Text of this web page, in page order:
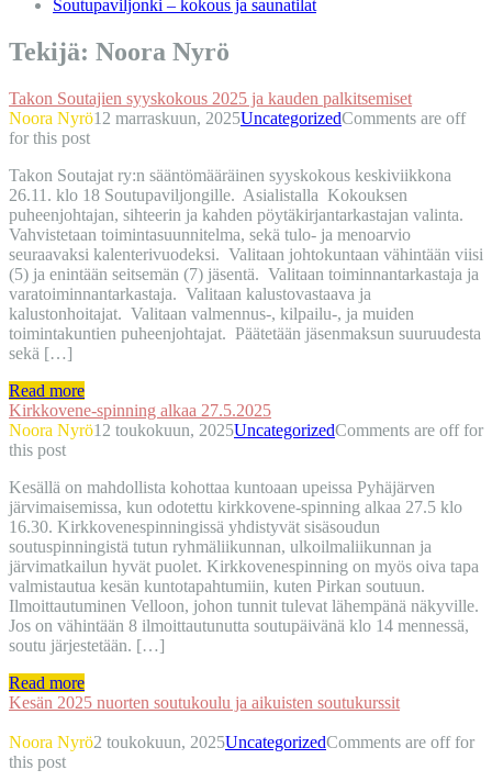
Soutupaviljonki – kokous ja saunatilat
Tekijä: Noora Nyrö
Takon Soutajien syyskokous 2025 ja kauden palkitsemiset
Noora Nyrö12 marraskuun, 2025UncategorizedComments are off
for this post
Takon Soutajat ry:n sääntömääräinen syyskokous keskiviikkona
26.11. klo 18 Soutupaviljongille. Asialistalla Kokouksen
puheenjohtajan, sihteerin ja kahden pöytäkirjantarkastajan valinta.
Vahvistetaan toimintasuunnitelma, sekä tulo- ja menoarvio
seuraavaksi kalenterivuodeksi. Valitaan johtokuntaan vähintään viisi
(5) ja enintään seitsemän (7) jäsentä. Valitaan toiminnantarkastaja ja
varatoiminnantarkastaja. Valitaan kalustovastaava ja
kalustonhoitajat. Valitaan valmennus-, kilpailu-, ja muiden
toimintakuntien puheenjohtajat. Päätetään jäsenmaksun suuruudesta
sekä […]
Read more
Kirkkovene-spinning alkaa 27.5.2025
Noora Nyrö12 toukokuun, 2025UncategorizedComments are off for
this post
Kesällä on mahdollista kohottaa kuntoaan upeissa Pyhäjärven
järvimaisemissa, kun odotettu kirkkovene-spinning alkaa 27.5 klo
16.30. Kirkkovenespinningissä yhdistyvät sisäsoudun
soutuspinningistä tutun ryhmäliikunnan, ulkoilmaliikunnan ja
järvimatkailun hyvät puolet. Kirkkovenespinning on myös oiva tapa
valmistautua kesän kuntotapahtumiin, kuten Pirkan soutuun.
Ilmoittautuminen Velloon, johon tunnit tulevat lähempänä näkyville.
Jos on vähintään 8 ilmoittautunutta soutupäivänä klo 14 mennessä,
soutu järjestetään. […]
Read more
Kesän 2025 nuorten soutukoulu ja aikuisten soutukurssit
Noora Nyrö2 toukokuun, 2025UncategorizedComments are off for
this post